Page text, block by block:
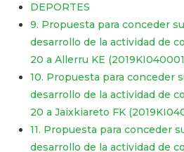
DEPORTES
9. Propuesta para conceder
desarrollo de la actividad de
20 a Allerru KE
10. Propuesta para conceder
desarrollo de la actividad de
20 a Jaixkiareto FK
11. Propuesta para conceder
desarrollo de la actividad de